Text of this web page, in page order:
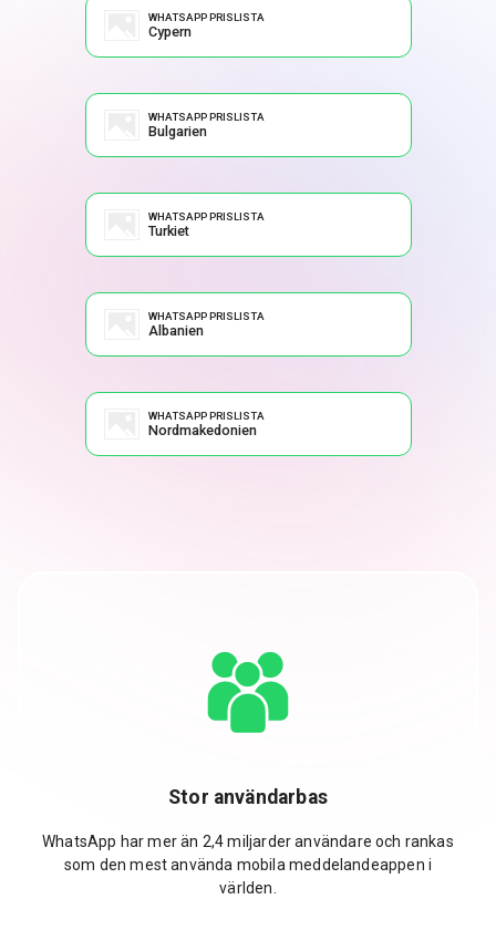
WHATSAPP PRISLISTA
Cypern
WHATSAPP PRISLISTA
Bulgarien
WHATSAPP PRISLISTA
Turkiet
WHATSAPP PRISLISTA
Albanien
WHATSAPP PRISLISTA
Nordmakedonien
Stor användarbas
WhatsApp har mer än 2,4 miljarder användare och rankas
som den mest använda mobila meddelandeappen i
världen.